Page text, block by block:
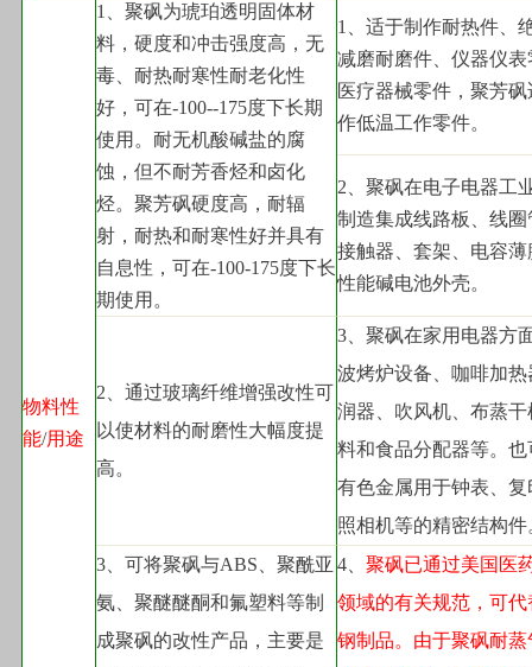
物料性
能/用途
1
、聚砜为琥珀透明固体材
料，硬度和冲击强度高，无
毒、耐热耐寒性耐老化性
好，可在-100--175度下长期
使用。耐无机酸碱盐的腐
蚀，但不耐芳香烃和卤化
烃。聚芳砜硬度高，耐辐
射，耐热和耐寒性好并具有
自息性，可在-100-175度下长
期使用。
1
、适于制作耐热件、
减磨耐磨件、仪器仪表
医疗器械零件，聚芳
作低温工作零件。
2 、聚砜在电子电器工
制造集成线路板、线圈
接触器、套架、电容薄
性能碱电池外壳。
2 、通过玻璃纤维增强改性可
以使材料的耐磨性大幅度提
高。
3 、聚砜在家用电器方
波烤炉设备、咖啡加热
润器、吹风机、布蒸干
料和食品分配器等。也
有色金属用于钟表、复
照相机等的精密结构件
3 、可将聚砜与ABS、聚酰亚
氨、聚醚醚酮和氟塑料等制
成聚砜的改性产品，主要是
4
聚砜已通过美国医
领域的有关规范，可代
钢制品。由于聚砜耐蒸